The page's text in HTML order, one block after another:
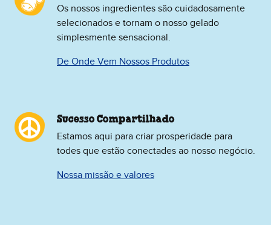
Os nossos ingredientes são cuidadosamente
selecionados e tornam o nosso gelado
simplesmente sensacional.
De Onde Vem Nossos Produtos
Sucesso Compartilhado
Estamos aqui para criar prosperidade para
todes que estão conectades ao nosso negócio.
Nossa missão e valores